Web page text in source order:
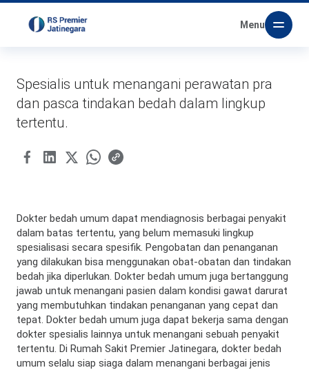
Menu
Spesialis untuk menangani perawatan pra
dan pasca tindakan bedah dalam lingkup
tertentu.
Dokter bedah umum dapat mendiagnosis berbagai penyakit
dalam batas tertentu, yang belum memasuki lingkup
spesialisasi secara spesifik. Pengobatan dan penanganan
yang dilakukan bisa menggunakan obat-obatan dan tindakan
bedah jika diperlukan. Dokter bedah umum juga bertanggung
jawab untuk menangani pasien dalam kondisi gawat darurat
yang membutuhkan tindakan penanganan yang cepat dan
tepat. Dokter bedah umum juga dapat bekerja sama dengan
dokter spesialis lainnya untuk menangani sebuah penyakit
tertentu. Di Rumah Sakit Premier Jatinegara, dokter bedah
umum selalu siap siaga dalam menangani berbagai jenis